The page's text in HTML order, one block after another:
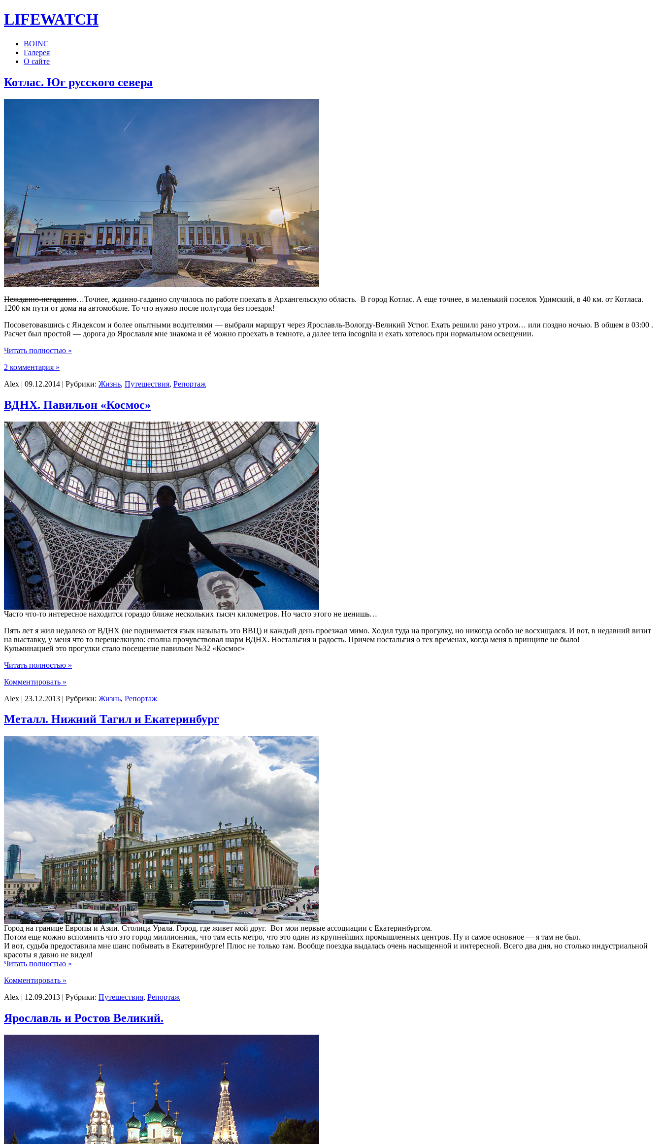
LIFEWATCH
BOINC
Галерея
О сайте
Котлас. Юг русского севера
Нежданно-негаданно…Точнее, жданно-гаданно случилось по работе поехать в Архангельскую область. В город Котлас. А еще точнее, в маленький поселок Удимский, в 40 км. от Котласа.
1200 км пути от дома на автомобиле. То что нужно после полугода без поездок!
Посоветовавшись с Яндексом и более опытными водителями — выбрали маршрут через Ярославль-Вологду-Великий Устюг. Ехать решили рано утром… или поздно ночью. В общем в 03:00 .
Расчет был простой — дорога до Ярославля мне знакома и её можно проехать в темноте, а далее terra incognita и ехать хотелось при нормальном освещении.
Читать полностью »
2 комментария »
Alex | 09.12.2014 | Рубрики: Жизнь, Путешествия, Репортаж
ВДНХ. Павильон «Космос»
Часто что-то интересное находится гораздо ближе нескольких тысяч километров. Но часто этого не ценишь…
Пять лет я жил недалеко от ВДНХ (не поднимается язык называть это ВВЦ) и каждый день проезжал мимо. Ходил туда на прогулку, но никогда особо не восхищался. И вот, в недавний визит
на выставку, у меня что то перещелкнуло: сполна прочувствовал шарм ВДНХ. Ностальгия и радость. Причем ностальгия о тех временах, когда меня в принципе не было!
Кульминацией это прогулки стало посещение павильон №32 «Космос»
Читать полностью »
Комментировать »
Alex | 23.12.2013 | Рубрики: Жизнь, Репортаж
Металл. Нижний Тагил и Екатеринбург
Город на границе Европы и Азии. Столица Урала. Город, где живет мой друг. Вот мои первые ассоциации с Екатеринбургом.
Потом еще можно вспомнить что это город миллионник, что там есть метро, что это один из крупнейших промышленных центров. Ну и самое основное — я там не был.
И вот, судьба предоставила мне шанс побывать в Екатеринбурге! Плюс не только там. Вообще поездка выдалась очень насыщенной и интересной. Всего два дня, но столько индустриальной
красоты я давно не видел!
Читать полностью »
Комментировать »
Alex | 12.09.2013 | Рубрики: Путешествия, Репортаж
Ярославль и Ростов Великий.